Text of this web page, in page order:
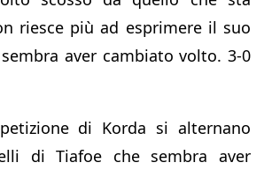
riesce più ad esprimere il suo
aver cambiato volto. 3-0
di Korda si alternano
di Tiafoe che sembra aver